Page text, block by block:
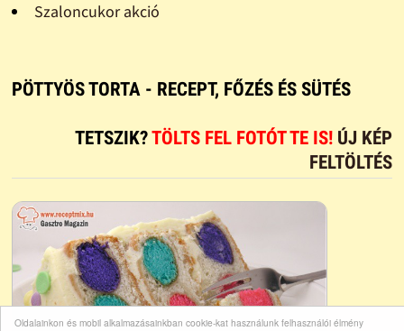
Oldalainkon és mobil alkalmazásainkban cookie-kat használunk felhasználói élmény
Szaloncukor akció
PÖTTYÖS TORTA - RECEPT, FŐZÉS ÉS SÜTÉS
TETSZIK?TÖLTS FEL FOTÓT TE IS! ÚJ KÉP
FELTÖLTÉS